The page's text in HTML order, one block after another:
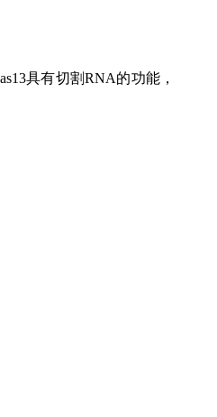
具有切割RNA的功能，